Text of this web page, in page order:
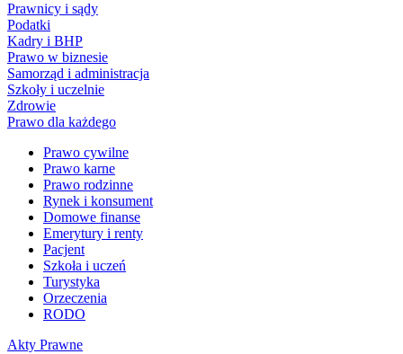
Prawnicy i sądy
Podatki
Kadry i BHP
Prawo w biznesie
Samorząd i administracja
Szkoły i uczelnie
Zdrowie
Prawo dla każdego
Prawo cywilne
Prawo karne
Prawo rodzinne
Rynek i konsument
Domowe finanse
Emerytury i renty
Pacjent
Szkoła i uczeń
Turystyka
Orzeczenia
RODO
Akty Prawne